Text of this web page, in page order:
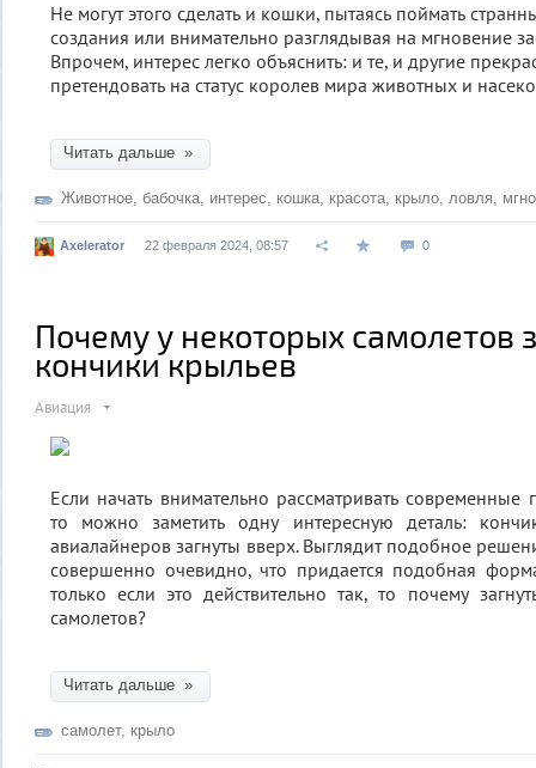
Не могут этого сделать и кошки, пытаясь поймать
создания или внимательно разглядывая на мгновение
Впрочем, интерес легко объяснить: и те, и другие
претендовать на статус королев мира животных и
Читать дальше »
Животное, бабочка, интерес, кошка, красота, крыло, ловля,
Axelerator 22 февраля 2024, 08:57 0
Почему у некоторых самолетов
кончики крыльев
Авиация
Если начать внимательно рассматривать современные
то можно заметить одну интересную деталь:
авиалайнеров загнуты вверх. Выглядит подобное
совершенно очевидно, что придается подобная
только если это действительно так, то почему
самолетов?
Читать дальше »
самолет, крыло